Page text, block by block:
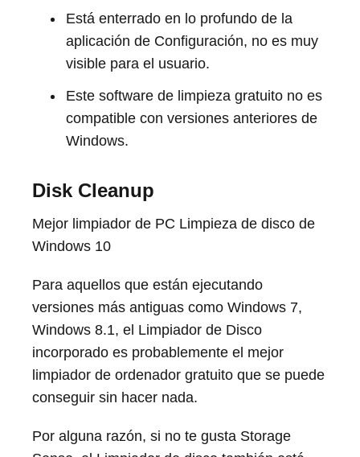
Está enterrado en lo profundo de la
aplicación de Configuración, no es muy
visible para el usuario.
Este software de limpieza gratuito no es
compatible con versiones anteriores de
Windows.
Disk Cleanup
Mejor limpiador de PC Limpieza de disco de
Windows 10
Para aquellos que están ejecutando
versiones más antiguas como Windows 7,
Windows 8.1, el Limpiador de Disco
incorporado es probablemente el mejor
limpiador de ordenador gratuito que se puede
conseguir sin hacer nada.
Por alguna razón, si no te gusta Storage